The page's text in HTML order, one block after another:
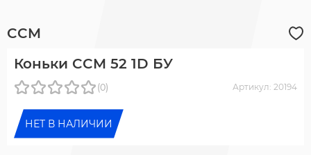
CCM
Коньки CCM 52 1D БУ
(0) Артикул: 20194
НЕТ В НАЛИЧИИ